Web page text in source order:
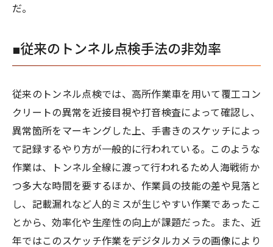
だ。
■従来のトンネル点検手法の非効率
従来のトンネル点検では、高所作業車を用いて覆工コン
クリートの異常を近接目視や打音検査によって確認し、
異常箇所をマーキングした上、手書きのスケッチによっ
て記録するやり方が一般的に行われている。このような
作業は、トンネル全線に渡って行われるため人海戦術か
つ多大な時間を要するほか、作業員の技能の差や見落と
し、記載漏れなど人的ミスが生じやすい作業であったこ
とから、効率化や生産性の向上が課題だった。また、近
年ではこのスケッチ作業をデジタルカメラの画像により